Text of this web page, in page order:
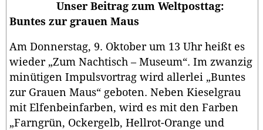
Unser Beitrag zum Weltposttag:
Buntes zur grauen Maus
Am Donnerstag, 9. Oktober um 13 Uhr heißt es
wieder „Zum Nachtisch – Museum“. Im zwanzig
minütigen Impulsvortrag wird allerlei „Buntes
zur Grauen Maus“ geboten. Neben Kieselgrau
mit Elfenbeinfarben, wird es mit den Farben
„Farngrün, Ockergelb, Hellrot-Orange und